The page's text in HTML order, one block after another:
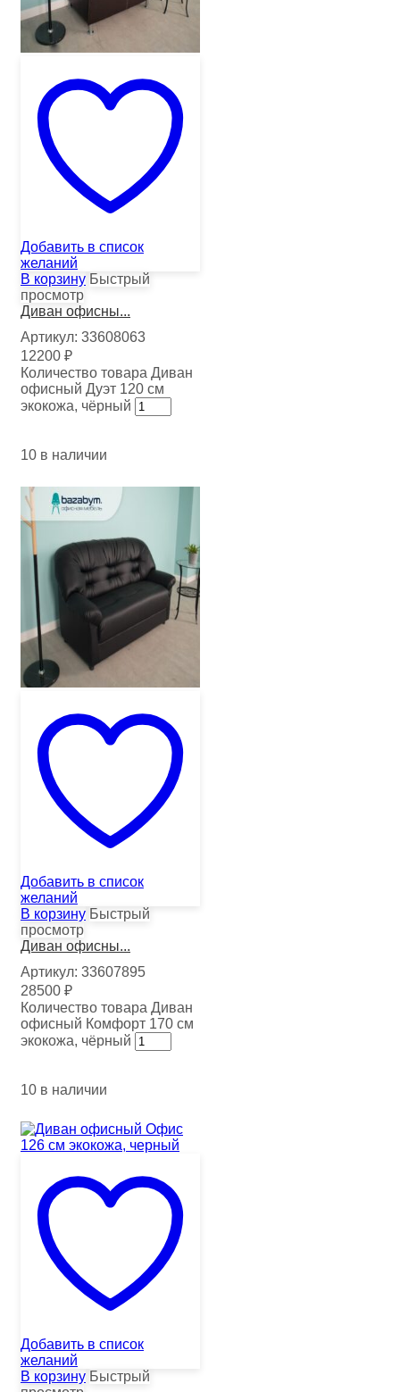
Добавить в список
желаний
В корзину Быстрый
просмотр
Диван офисны...
Артикул: 33608063
12200 ₽
Количество товара Диван
офисный Дуэт 120 см
экокожа, чёрный
10 в наличии
Добавить в список
желаний
В корзину Быстрый
просмотр
Диван офисны...
Артикул: 33607895
28500 ₽
Количество товара Диван
офисный Комфорт 170 см
экокожа, чёрный
10 в наличии
Добавить в список
желаний
В корзину Быстрый